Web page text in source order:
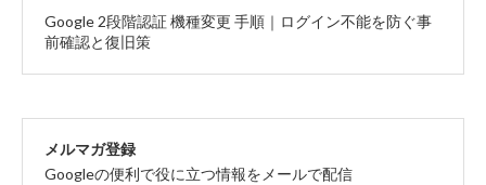
Google 2段階認証 機種変更 手順｜ログイン不能を防ぐ事
前確認と復旧策
メルマガ登録
Googleの便利で役に立つ情報をメールで配信